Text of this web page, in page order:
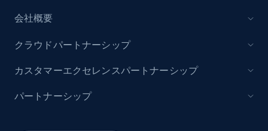
URL, Title, Rating, Reviews, Initial price, Final
991+ 165+ 今すぐ始める
会社概要
クラウドパートナーシップ
カスタマーエクセレンスパートナーシップ
パートナーシップ